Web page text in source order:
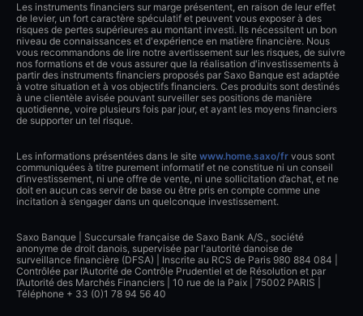
Les instruments financiers sur marge présentent, en raison de leur effet
de levier, un fort caractère spéculatif et peuvent vous exposer à des
risques de pertes supérieures au montant investi. Ils nécessitent un bon
niveau de connaissances et d'expérience en matière financière. Nous
vous recommandons de lire notre avertissement sur les risques, de suivre
nos formations et de vous assurer que la réalisation d'investissements à
partir des instruments financiers proposés par Saxo Banque est adaptée
à votre situation et à vos objectifs financiers. Ces produits sont destinés
à une clientèle avisée pouvant surveiller ses positions de manière
quotidienne, voire plusieurs fois par jour, et ayant les moyens financiers
de supporter un tel risque.
Les informations présentées dans le site www.home.saxo/fr vous sont
communiquées à titre purement informatif et ne constitue ni un conseil
d’investissement, ni une offre de vente, ni une sollicitation d’achat, et ne
doit en aucun cas servir de base ou être pris en compte comme une
incitation à s’engager dans un quelconque investissement.
Saxo Banque | Succursale française de Saxo Bank A/S., société
anonyme de droit danois, supervisée par l'autorité danoise de
surveillance financière (DFSA) | Inscrite au RCS de Paris 980 884 084 |
Contrôlée par l’Autorité de Contrôle Prudentiel et de Résolution et par
l’Autorité des Marchés Financiers | 10 rue de la Paix | 75002 PARIS |
Téléphone + 33 (0)1 78 94 56 40